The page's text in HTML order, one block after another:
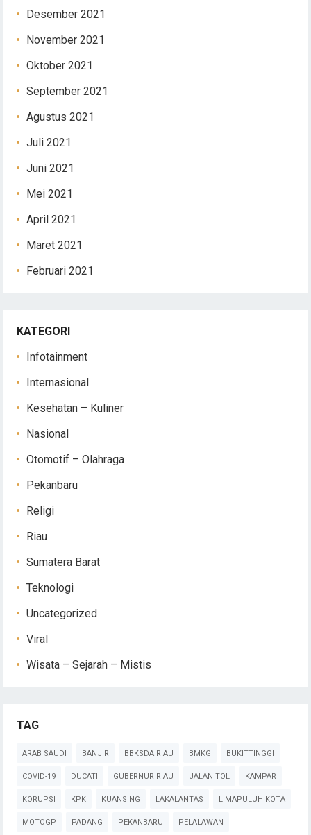
Desember 2021
November 2021
Oktober 2021
September 2021
Agustus 2021
Juli 2021
Juni 2021
Mei 2021
April 2021
Maret 2021
Februari 2021
KATEGORI
Infotainment
Internasional
Kesehatan – Kuliner
Nasional
Otomotif – Olahraga
Pekanbaru
Religi
Riau
Sumatera Barat
Teknologi
Uncategorized
Viral
Wisata – Sejarah – Mistis
TAG
ARAB SAUDI BANJIR BBKSDA RIAU BMKG BUKITTINGGI
COVID-19 DUCATI GUBERNUR RIAU JALAN TOL KAMPAR
KORUPSI KPK KUANSING LAKALANTAS LIMAPULUH KOTA
MOTOGP PADANG PEKANBARU PELALAWAN